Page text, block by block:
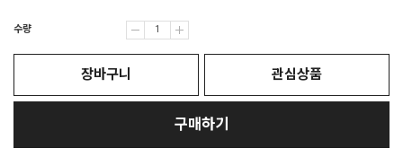
수량
장바구니 관심상품
구매하기